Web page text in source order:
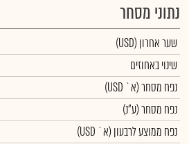
נתוני מסחר
שער אחרון (USD)
שינוי באחוזים
נפח מסחר(א` USD)
נפח מסחר(ע"נ)
נפח ממוצע לרבעון (א` USD)